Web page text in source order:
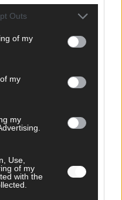
Outs
of my
my
my
Use,
of my
with the
– der